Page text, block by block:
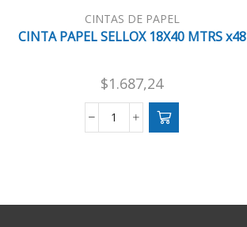
CINTAS DE PAPEL
CINTA PAPEL SELLOX 18X40 MTRS x48
$1.687,24
CINTA
x48